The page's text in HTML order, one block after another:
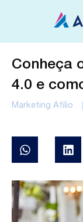
Conheça
4.0 e
Marketing Afilio